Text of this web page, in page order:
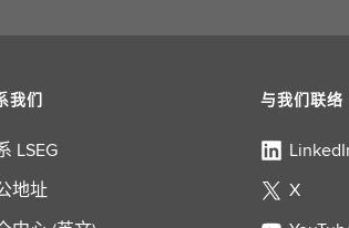
我们
LSEG
地址
与我们联络
X